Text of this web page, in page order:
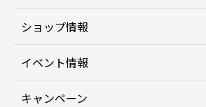
ショップ情報
イベント情報
キャンペーン